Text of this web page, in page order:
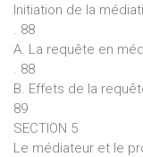
Initiation de la
. 88
A. La requête en
. 88
B. Effets de la
89
SECTION 5
Le médiateur et le